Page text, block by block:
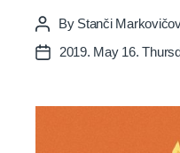
Post
author
By Stanči
Post2019. May 16.